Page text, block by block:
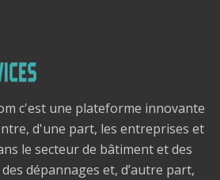
c'est une plateforme innovante
d'une part, les entreprises et
le secteur de bâtiment et des
dépannages et, d’autre part,